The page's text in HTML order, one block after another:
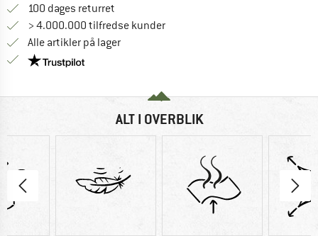
100 dages returret
> 4.000.000 tilfredse kunder
Alle artikler på lager
Vi er Trustpilot-certificeret - oplysningerne får du
ALT I OVERBLIK